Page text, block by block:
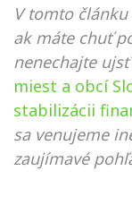
V tomto
ak máte chuť
nenechajte
miest a obcí
stabilizácii
sa venujeme
zaujímavé